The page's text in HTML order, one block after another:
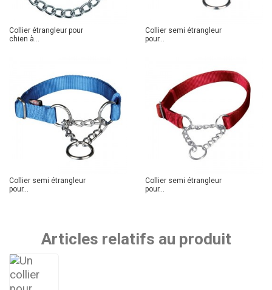
Collier étrangleur pour
chien à...
Collier semi étrangleur
pour...
Collier semi étrangleur
pour...
Collier semi étrangleur
pour...
Articles relatifs au produit